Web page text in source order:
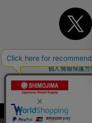
当サイトはクッキー（
TOP 初めてご利用
個人情報保護方
よくあるご質問
サイトマップ
Copyright© 2018